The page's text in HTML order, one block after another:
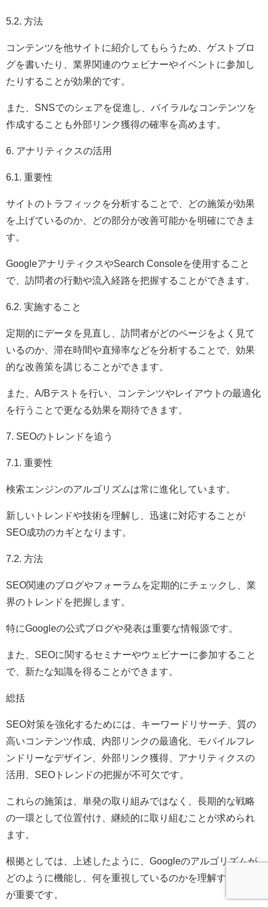
5.2. 方法
コンテンツを他サイトに紹介してもらうため、ゲストブロ
グを書いたり、業界関連のウェビナーやイベントに参加し
たりすることが効果的です。
また、SNSでのシェアを促進し、バイラルなコンテンツを
作成することも外部リンク獲得の確率を高めます。
6. アナリティクスの活用
6.1. 重要性
サイトのトラフィックを分析することで、どの施策が効果
を上げているのか、どの部分が改善可能かを明確にできま
す。
GoogleアナリティクスやSearch Consoleを使用すること
で、訪問者の行動や流入経路を把握することができます。
6.2. 実施すること
定期的にデータを見直し、訪問者がどのページをよく見て
いるのか、滞在時間や直帰率などを分析することで、効果
的な改善策を講じることができます。
また、A/Bテストを行い、コンテンツやレイアウトの最適化
を行うことで更なる効果を期待できます。
7. SEOのトレンドを追う
7.1. 重要性
検索エンジンのアルゴリズムは常に進化しています。
新しいトレンドや技術を理解し、迅速に対応することが
SEO成功のカギとなります。
7.2. 方法
SEO関連のブログやフォーラムを定期的にチェックし、業
界のトレンドを把握します。
特にGoogleの公式ブログや発表は重要な情報源です。
また、SEOに関するセミナーやウェビナーに参加すること
で、新たな知識を得ることができます。
総括
SEO対策を強化するためには、キーワードリサーチ、質の
高いコンテンツ作成、内部リンクの最適化、モバイルフレ
ンドリーなデザイン、外部リンク獲得、アナリティクスの
活用、SEOトレンドの把握が不可欠です。
これらの施策は、単発の取り組みではなく、長期的な戦略
の一環として位置付け、継続的に取り組むことが求められ
ます。
根拠としては、上述したように、Googleのアルゴリズムが
どのように機能し、何を重視しているのかを理解すること
が重要です。